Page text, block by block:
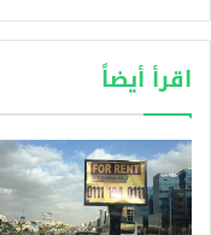
اقرأ أيضاً